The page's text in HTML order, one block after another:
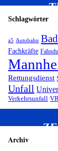
Schlagwörter
a5 Autobahn
Fachkräfte
Rettungsdienst
Unfall
Verkehrsunfall
Archiv